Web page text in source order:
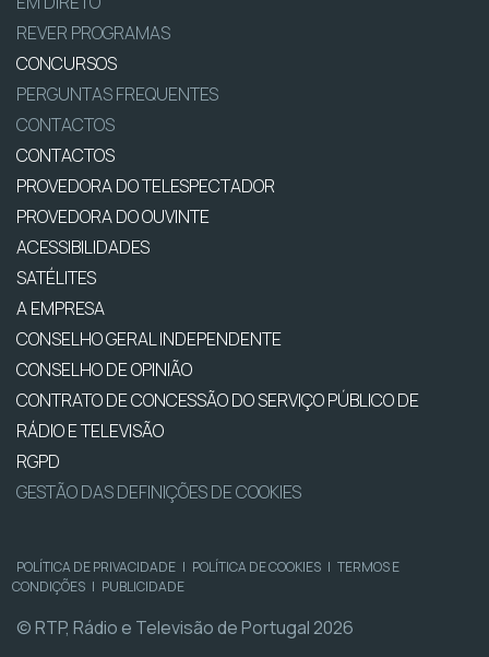
REVER PROGRAMAS
CONCURSOS
PERGUNTAS FREQUENTES
CONTACTOS
CONTACTOS
PROVEDORA DO TELESPECTADOR
PROVEDORA DO OUVINTE
ACESSIBILIDADES
SATÉLITES
A EMPRESA
CONSELHO GERAL INDEPENDENTE
CONSELHO DE OPINIÃO
CONTRATO DE CONCESSÃO DO SERVIÇO PÚBLICO DE
RÁDIO E TELEVISÃO
RGPD
GESTÃO DAS DEFINIÇÕES DE COOKIES
POLÍTICA DE PRIVACIDADE | POLÍTICA DE COOKIES | TERMOS E
CONDIÇÕES | PUBLICIDADE
© RTP, Rádio e Televisão de Portugal 2026